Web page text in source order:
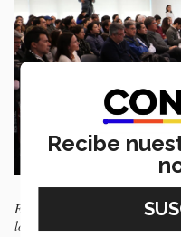
El arq. Mario Rodríguez señaló
los ciudadanos deben fungir
Recibe